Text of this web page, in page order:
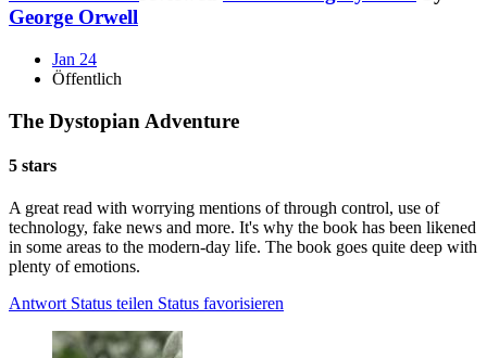
George Orwell
Jan 24
Öffentlich
The Dystopian Adventure
5 stars
A great read with worrying mentions of through control, use of
technology, fake news and more. It's why the book has been likened
in some areas to the modern-day life. The book goes quite deep with
plenty of emotions.
Antwort Status teilen Status favorisieren